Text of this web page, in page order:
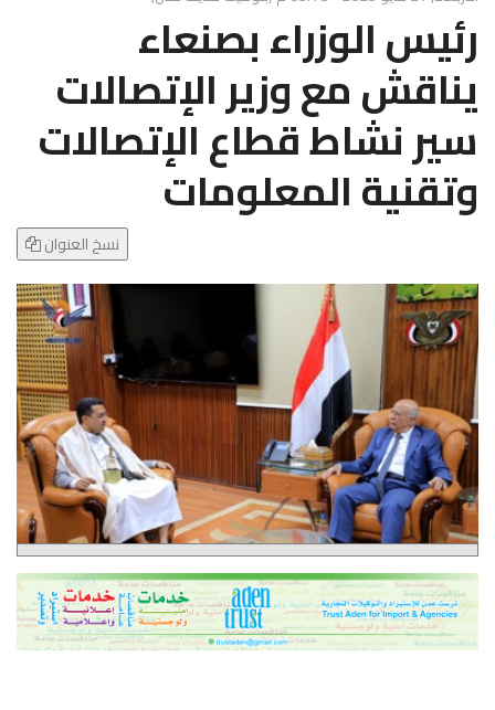
e
N
a
v
i
g
a
o
n
رئيس الوزراء بصنعاء
يناقش مع وزير الإتصالات
سير نشاط قطاع الإتصالات
وتقنية المعلومات
نسخ العنوان